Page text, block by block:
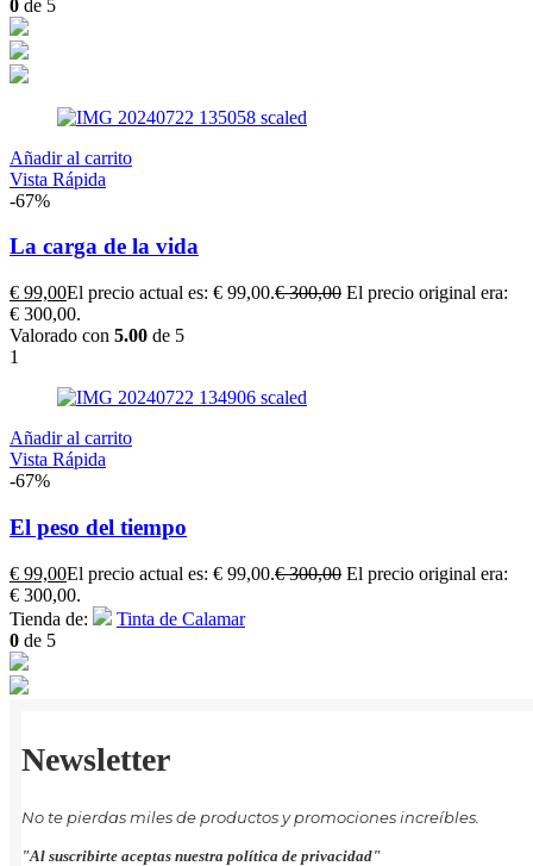
0 de 5
Añadir al carrito
Vista Rápida
-67%
La carga de la vida
€ 99,00El precio actual es: € 99,00.€300,00 El precio original era:
€ 300,00.
Valorado con 5.00 de 5
1
Añadir al carrito
Vista Rápida
-67%
El peso del tiempo
€ 99,00El precio actual es: € 99,00.€300,00 El precio original era:
€ 300,00.
Tienda de:
Tinta de Calamar
0 de 5
Newsletter
No te pierdas miles de productos y promociones increíbles.
"Al suscribirte aceptas nuestra política de privacidad"